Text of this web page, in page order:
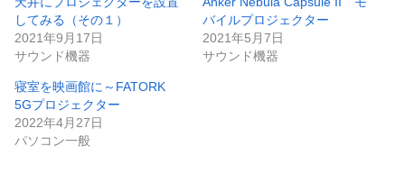
してみる（その１）
2021年9月17日
サウンド機器
バイルプロジェクター
2021年5月7日
サウンド機器
寝室を映画館に～FATORK
5Gプロジェクター
2022年4月27日
パソコン一般